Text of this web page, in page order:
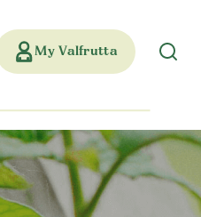
My Valfrutta